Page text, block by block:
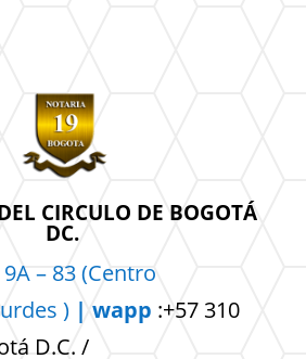
CIRCULO DE BOGOTÁ
DC.
– 83 (Centro
) | wapp :+57 310
D.C. /